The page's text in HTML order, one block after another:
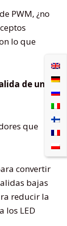
PWM, ¿no
lo que
de un
que
convertir
bajas
reducir la
los LED